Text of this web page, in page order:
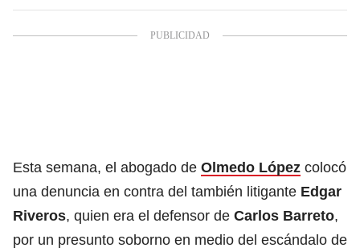
Esta semana, el abogado de Olmedo López colocó
una denuncia en contra del también litigante Edgar
Riveros, quien era el defensor de Carlos Barreto,
por un presunto soborno en medio del escándalo de